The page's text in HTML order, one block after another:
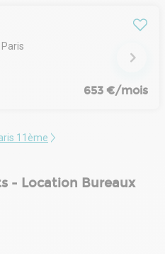
653 €/mois
11ème
- Location Bureaux